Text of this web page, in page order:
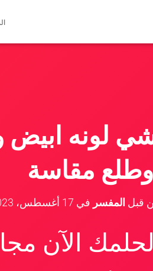
لونه ابيض
وطلع مقاسة
قبل المفسر في 17 أغسطس، 2023
الآن